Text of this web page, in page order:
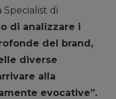
di
di analizzare i
del brand,
diverse
alla
evocative”.